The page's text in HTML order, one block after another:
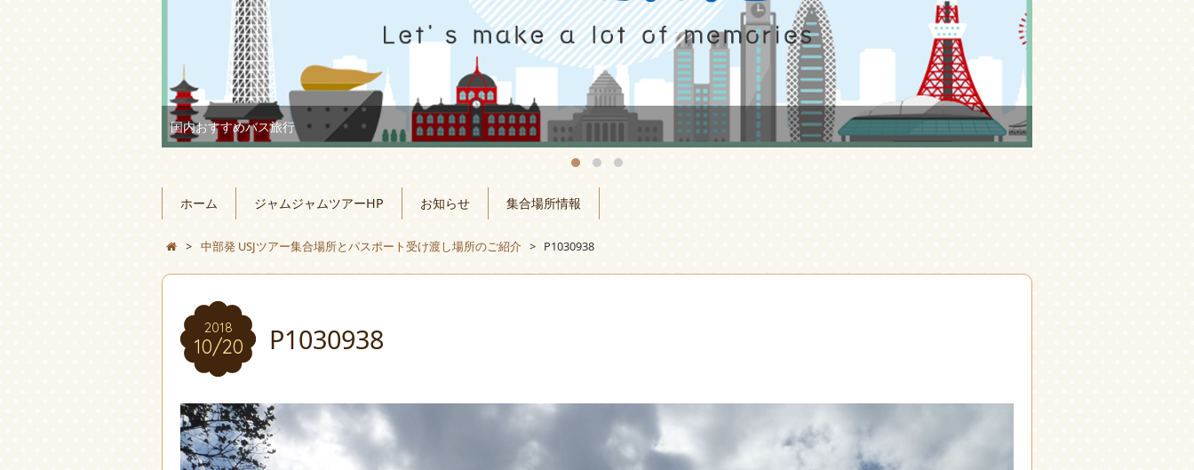
国内おすすめバス旅行
ホーム ジャムジャムツアーHP お知らせ 集合場所情報
> 中部発 USJツアー集合場所とパスポート受け渡し場所のご紹介 > P1030938
2018
10/20 P1030938